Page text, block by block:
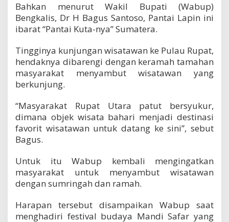
t
W
a
t
e
n
R
a
m
P
a
Bahkan menurut Wakil Bupati (Wabup)
Bengkalis, Dr H Bagus Santoso, Pantai Lapin ini
ibarat “Pantai Kuta-nya” Sumatera.
Tingginya kunjungan wisatawan ke Pulau Rupat,
hendaknya dibarengi dengan keramah tamahan
masyarakat menyambut wisatawan yang
berkunjung.
“Masyarakat Rupat Utara patut bersyukur,
dimana objek wisata bahari menjadi destinasi
favorit wisatawan untuk datang ke sini”, sebut
Bagus.
Untuk itu Wabup kembali mengingatkan
masyarakat untuk menyambut wisatawan
dengan sumringah dan ramah.
Harapan tersebut disampaikan Wabup saat
menghadiri festival budaya Mandi Safar yang